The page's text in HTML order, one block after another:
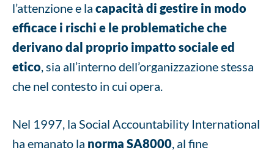
l’attenzione e la capacità di gestire in modo
efficace i rischi e le problematiche che
derivano dal proprio impatto sociale ed
etico, sia all’interno dell’organizzazione stessa
che nel contesto in cui opera.
Nel 1997, la Social Accountability International
ha emanato la norma SA8000, al fine